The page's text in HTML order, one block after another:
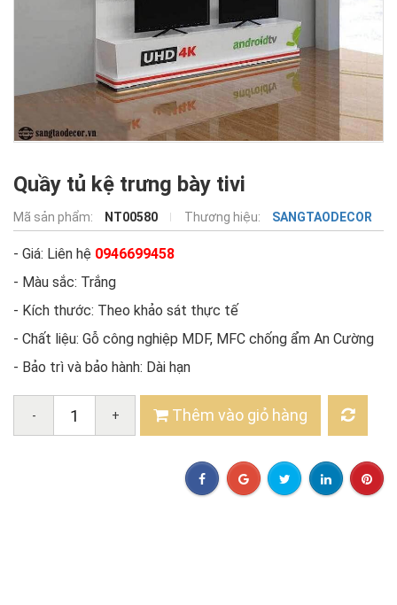
Quầy tủ kệ trưng bày tivi
Mã sản phẩm: NT00580 Thương hiệu: SANGTAODECOR
- Giá: Liên hệ 0946699458
- Màu sắc: Trắng
- Kích thước: Theo khảo sát thực tế
- Chất liệu: Gỗ công nghiệp MDF, MFC chống ẩm An Cường
- Bảo trì và bảo hành: Dài hạn
- + Thêm vào giỏ hàng